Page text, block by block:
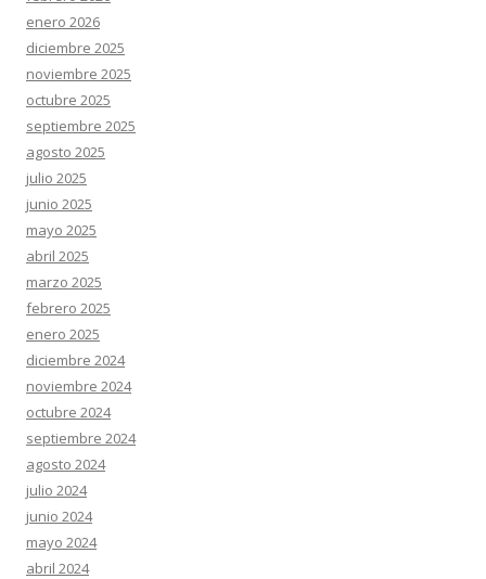
enero 2026
diciembre 2025
noviembre 2025
octubre 2025
septiembre 2025
agosto 2025
julio 2025
junio 2025
mayo 2025
abril 2025
marzo 2025
febrero 2025
enero 2025
diciembre 2024
noviembre 2024
octubre 2024
septiembre 2024
agosto 2024
julio 2024
junio 2024
mayo 2024
abril 2024